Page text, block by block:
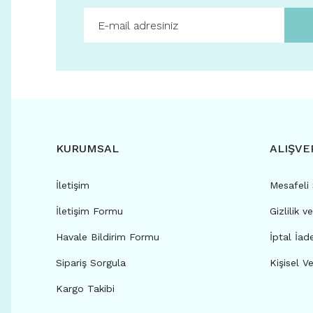
KURUMSAL
İletişim
İletişim Formu
Havale Bildirim Formu
Sipariş Sorgula
Kargo Takibi
Mesafeli
Gizlilik
İptal
Kişisel